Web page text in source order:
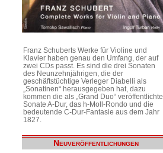
Franz Schuberts Werke für Violine und
Klavier haben genau den Umfang, der auf
zwei CDs passt. Es sind die drei Sonaten
des Neunzehnjährigen, die der
geschäftstüchtige Verleger Diabelli als
„Sonatinen“ herausgegeben hat, dazu
kommen die als „Grand Duo“ veröffentlichte
Sonate A-Dur, das h-Moll-Rondo und die
bedeutende C-Dur-Fantasie aus dem Jahr
1827.
Neuveröffentlichungen